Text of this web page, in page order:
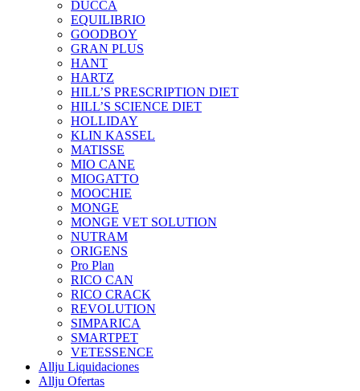
DUCCA
EQUILIBRIO
GOODBOY
GRAN PLUS
HANT
HARTZ
HILL’S PRESCRIPTION DIET
HILL’S SCIENCE DIET
HOLLIDAY
KLIN KASSEL
MATISSE
MIO CANE
MIOGATTO
MOOCHIE
MONGE
MONGE VET SOLUTION
NUTRAM
ORIGENS
Pro Plan
RICO CAN
RICO CRACK
REVOLUTION
SIMPARICA
SMARTPET
VETESSENCE
Allju Liquidaciones
Allju Ofertas